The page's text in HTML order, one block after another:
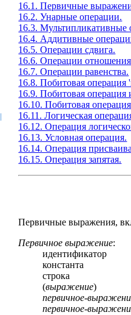
|
16.1. Первичные
16.2. Унарные операции.
16.3. Мультипликативные
16.4. Аддитивные
16.5. Операции сдвига.
16.6. Операции
16.7. Операции равенства.
16.8. Побитовая операция
16.9. Побитовая
16.10. Побитовая
16.11. Логическая
16.12. Операция
16.13. Условная операция.
16.14. Операция
16.15. Операция запятая.
Первичные выражения,
Первичное выражение:
идентификатор
константа
строка
(выражение)
первичноe-
первичноe-